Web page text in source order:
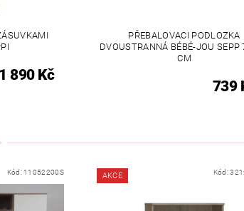
1 890 Kč
PŘEBALOVACI PODLOZKA
DVOUSTRANNÁ BÉBÉ-JOU SEPP
CM
739
Kód: 11052200S AKCE Kód: